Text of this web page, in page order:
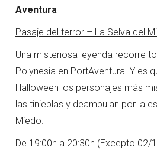
Aventura
Pasaje del terror – La Selva del
Una misteriosa leyenda recorre
Polynesia en PortAventura. Y es
Halloween los personajes más
las tinieblas y deambulan por la
Miedo.
De 19:00h a 20:30h (Excepto 02/